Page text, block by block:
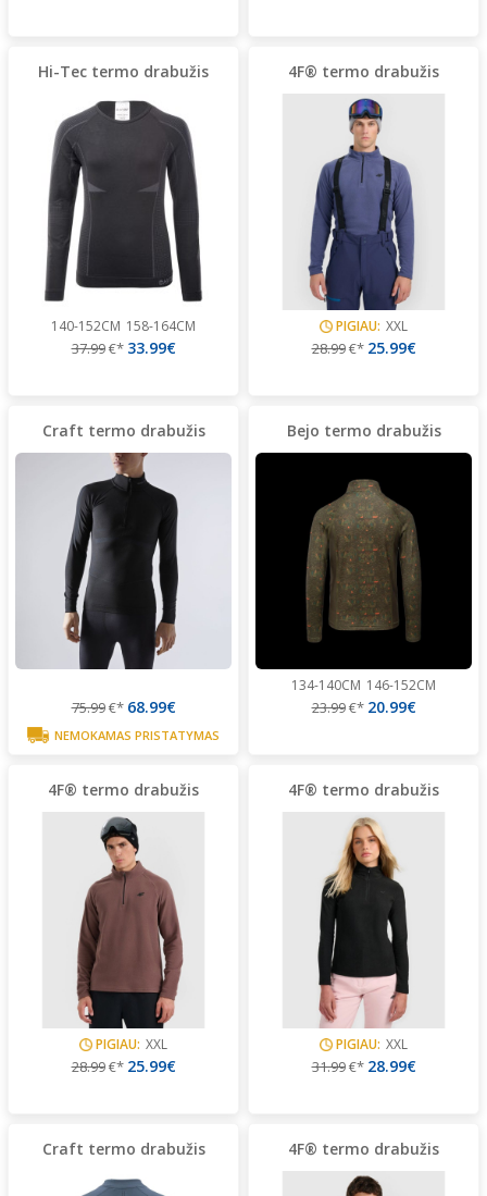
Hi-Tec termo drabužis
140-152CM 158-164CM
37.99€* 33.99€
4F® termo drabužis
PIGIAU: XXL
28.99€* 25.99€
Craft termo drabužis
75.99€* 68.99€
NEMOKAMAS PRISTATYMAS
Bejo termo drabužis
134-140CM 146-152CM
23.99€* 20.99€
4F® termo drabužis
PIGIAU: XXL
28.99€* 25.99€
4F® termo drabužis
PIGIAU: XXL
31.99€* 28.99€
Craft termo drabužis 4F® termo drabužis